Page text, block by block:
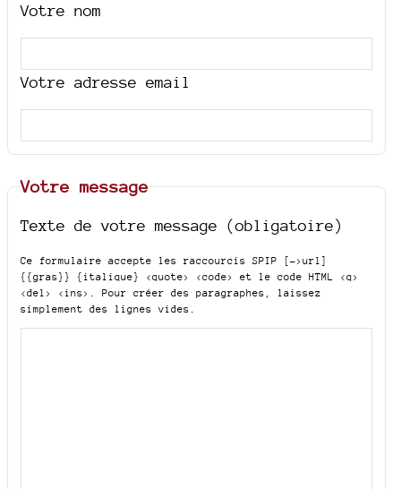
Votre nom
Votre adresse email
Votre message
Texte de votre message (obligatoire)
Ce formulaire accepte les raccourcis SPIP
[->url]
{{gras}} {italique} <quote> <code>
et le code HTML <q>
<del> <ins>
. Pour créer des paragraphes, laissez
simplement des lignes vides.